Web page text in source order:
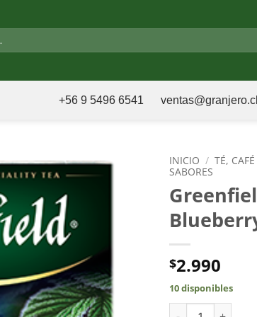
+56 9 5496 6541 ventas@granjero.cl
INICIO / TÉ,
SABORES
$2.990
10 disponibles
Greenfield 25bol